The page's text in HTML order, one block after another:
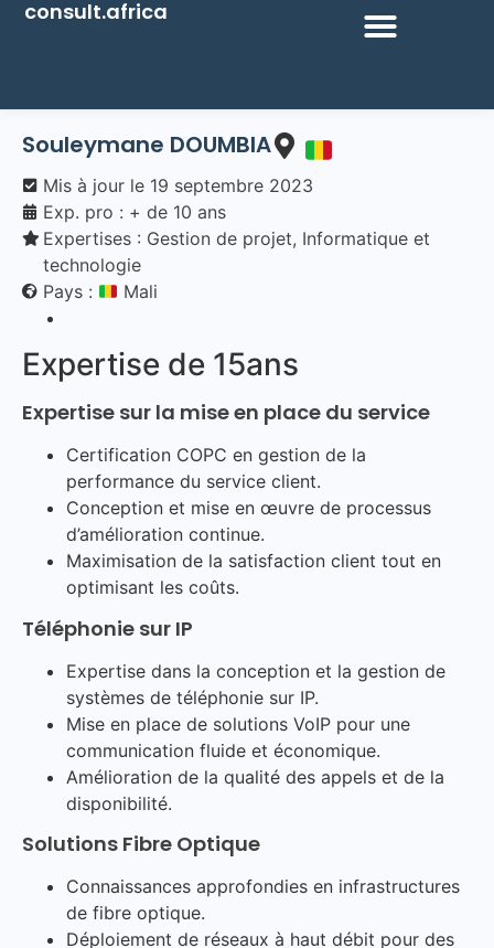
consult.africa
Souleymane DOUMBIA
Mis à jour le 19 septembre 2023
Exp. pro : + de 10 ans
Expertises : Gestion de projet, Informatique et
technologie
Pays :
Mali
Expertise de 15ans
Expertise sur la mise en place du service
Certification COPC en gestion de la
performance du service client.
Conception et mise en œuvre de processus
d’amélioration continue.
Maximisation de la satisfaction client tout en
optimisant les coûts.
Téléphonie sur IP
Expertise dans la conception et la gestion de
systèmes de téléphonie sur IP.
Mise en place de solutions VoIP pour une
communication fluide et économique.
Amélioration de la qualité des appels et de la
disponibilité.
Solutions Fibre Optique
Connaissances approfondies en infrastructures
de fibre optique.
Déploiement de réseaux à haut débit pour des